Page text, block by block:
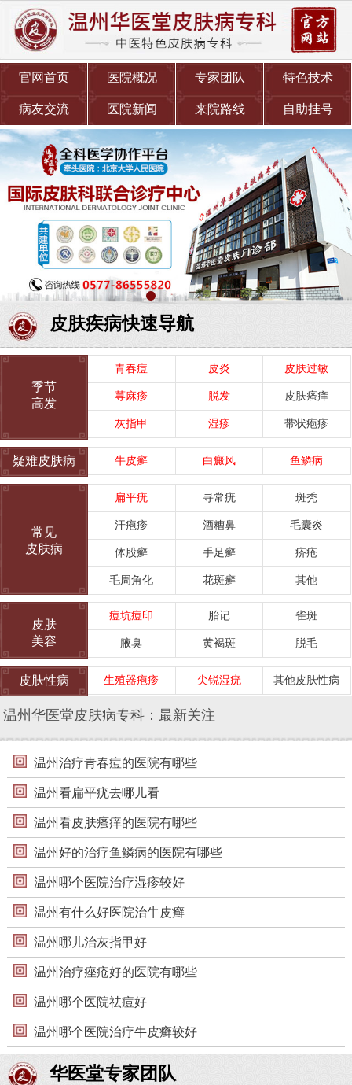
官网首页 医院概况 专家团队 特色技术
病友交流 医院新闻 来院路线 自助挂号
皮肤疾病快速导航
季节
高发
青春痘 皮炎 皮肤过敏
荨麻疹 脱发 皮肤瘙痒
灰指甲 湿疹 带状疱疹
疑难皮肤病 牛皮癣 白癜风 鱼鳞病
常见
皮肤病
扁平疣 寻常疣 斑秃
汗疱疹 酒糟鼻 毛囊炎
体股癣 手足癣 疥疮
毛周角化 花斑癣 其他
皮肤
美容
痘坑痘印 胎记 雀斑
腋臭 黄褐斑 脱毛
皮肤性病 生殖器疱疹 尖锐湿疣 其他皮肤性病
温州华医堂皮肤病专科：最新关注
温州治疗青春痘的医院有哪些
温州看扁平疣去哪儿看
温州看皮肤瘙痒的医院有哪些
温州好的治疗鱼鳞病的医院有哪些
温州哪个医院治疗湿疹较好
温州有什么好医院治牛皮癣
温州哪儿治灰指甲好
温州治疗痤疮好的医院有哪些
温州哪个医院祛痘好
温州哪个医院治疗牛皮癣较好
华医堂专家团队